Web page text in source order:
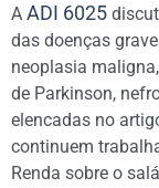
A ADI 6025
das doenças
neoplasia
de Parkinson,
elencadas no
continuem
Renda sobre o